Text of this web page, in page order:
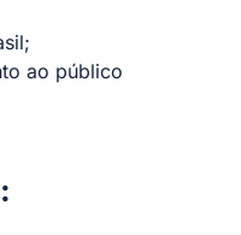
ao público